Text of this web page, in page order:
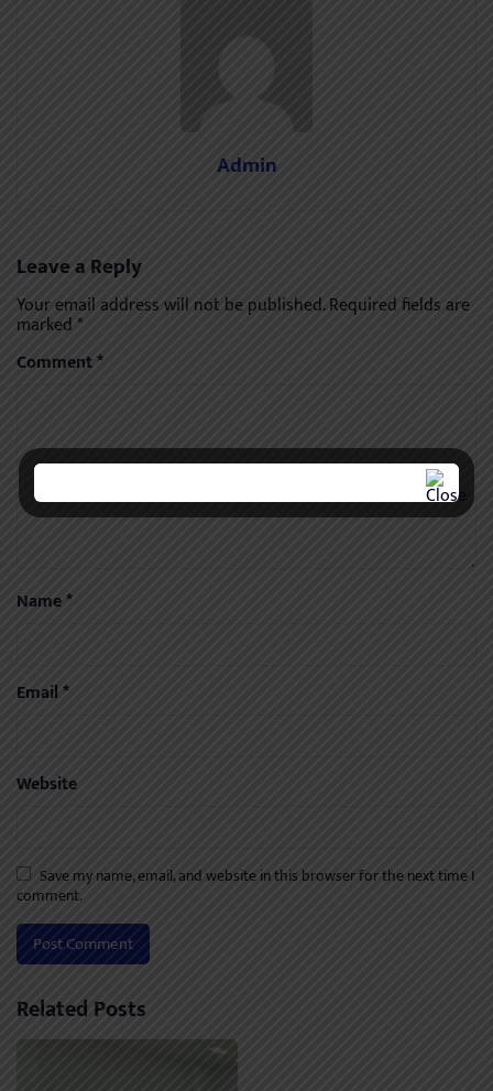
Admin
Leave a Reply
Your email address will not be published.Required fields are
marked *
Comment*
Name*
Email*
Website
Save my name, email, and website in this browser for the next time I
comment.
Related Posts